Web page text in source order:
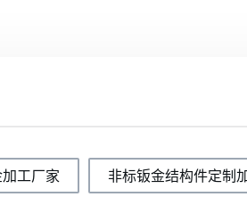
工厂家 非标钣金结构件定制